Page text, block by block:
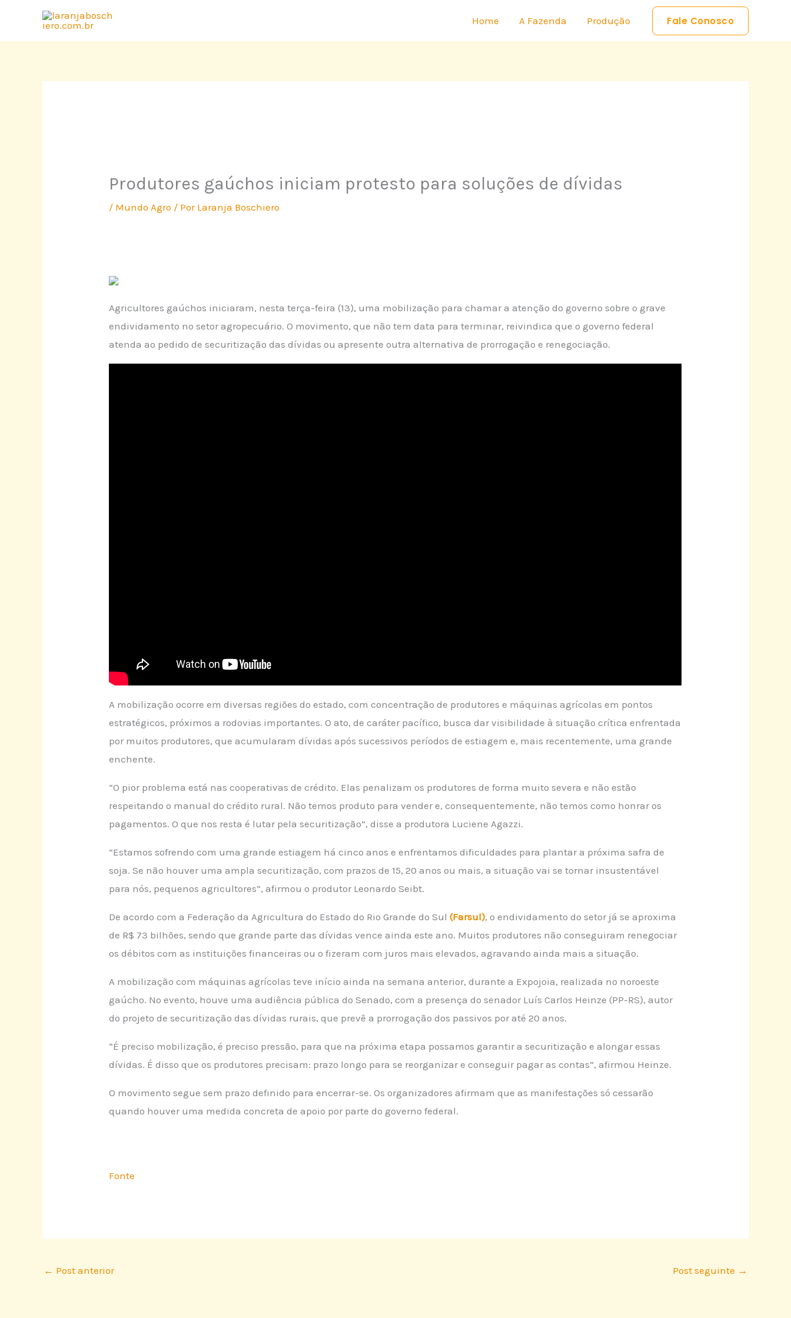
o
Home A Fazenda Produção Fale Conosco
Produtores gaúchos iniciam protesto para soluções de dívidas
/ Mundo Agro / Por Laranja Boschiero
Agricultores gaúchos iniciaram, nesta terça-feira (13), uma mobilização para chamar a atenção do governo sobre o grave
endividamento no setor agropecuário. O movimento, que não tem data para terminar, reivindica que o governo federal
atenda ao pedido de securitização das dívidas ou apresente outra alternativa de prorrogação e renegociação.
A mobilização ocorre em diversas regiões do estado, com concentração de produtores e máquinas agrícolas em pontos
estratégicos, próximos a rodovias importantes. O ato, de caráter pacífico, busca dar visibilidade à situação crítica enfrentada
por muitos produtores, que acumularam dívidas após sucessivos períodos de estiagem e, mais recentemente, uma grande
enchente.
“O pior problema está nas cooperativas de crédito. Elas penalizam os produtores de forma muito severa e não estão
respeitando o manual do crédito rural. Não temos produto para vender e, consequentemente, não temos como honrar os
pagamentos. O que nos resta é lutar pela securitização”, disse a produtora Luciene Agazzi.
“Estamos sofrendo com uma grande estiagem há cinco anos e enfrentamos dificuldades para plantar a próxima safra de
soja. Se não houver uma ampla securitização, com prazos de 15, 20 anos ou mais, a situação vai se tornar insustentável
para nós, pequenos agricultores”, afirmou o produtor Leonardo Seibt.
De acordo com a Federação da Agricultura do Estado do Rio Grande do Sul(Farsul), o endividamento do setor já se aproxima
de R$ 73 bilhões, sendo que grande parte das dívidas vence ainda este ano. Muitos produtores não conseguiram renegociar
os débitos com as instituições financeiras ou o fizeram com juros mais elevados, agravando ainda mais a situação.
A mobilização com máquinas agrícolas teve início ainda na semana anterior, durante a Expojoia, realizada no noroeste
gaúcho. No evento, houve uma audiência pública do Senado, com a presença do senador Luís Carlos Heinze (PP-RS), autor
do projeto de securitização das dívidas rurais, que prevê a prorrogação dos passivos por até 20 anos.
“É preciso mobilização, é preciso pressão, para que na próxima etapa possamos garantir a securitização e alongar essas
dívidas. É disso que os produtores precisam: prazo longo para se reorganizar e conseguir pagar as contas”, afirmou Heinze.
O movimento segue sem prazo definido para encerrar-se. Os organizadores afirmam que as manifestações só cessarão
quando houver uma medida concreta de apoio por parte do governo federal.
Fonte
← Post anterior Post seguinte →